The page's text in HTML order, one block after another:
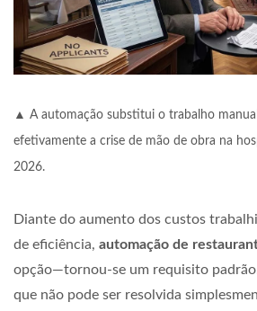
▲ A automação substitui o trabalho
efetivamente a crise de mão de obra na
2026.
Diante do aumento dos custos
de eficiência, automação de
opção—tornou-se um requisito
que não pode ser resolvida